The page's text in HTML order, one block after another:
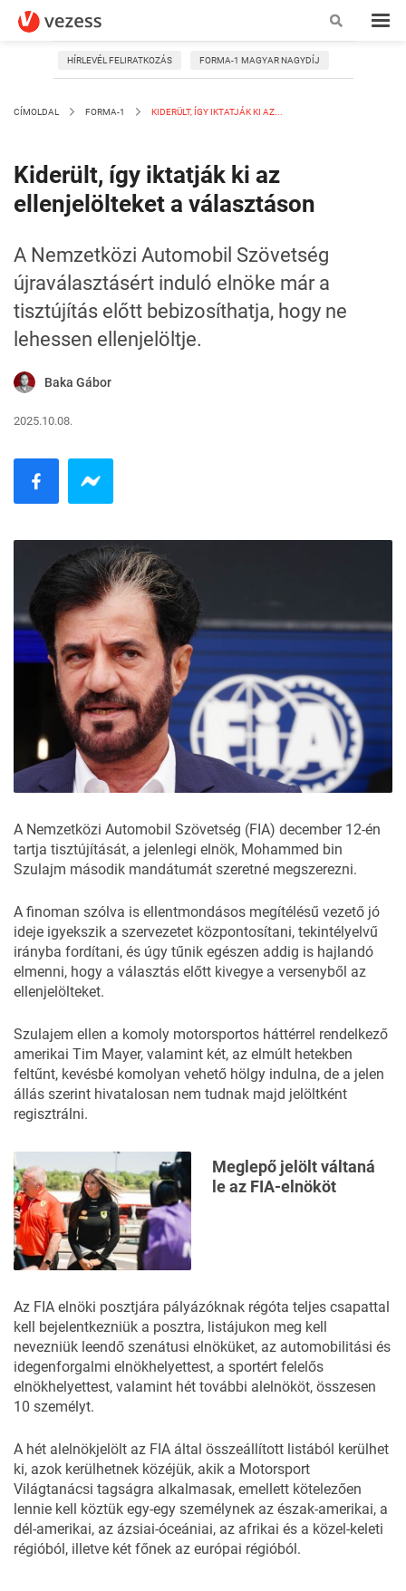
HÍRLEVÉL FELIRATKOZÁS FORMA-1 MAGYAR NAGYDÍJ
CÍMOLDAL FORMA-1 KIDERÜLT, ÍGY IKTATJÁK KI AZ...
Kiderült, így iktatják ki az
ellenjelölteket a választáson
A Nemzetközi Automobil Szövetség
újraválasztásért induló elnöke már a
tisztújítás előtt bebizosíthatja, hogy ne
lehessen ellenjelöltje.
Baka Gábor
2025.10.08.
A Nemzetközi Automobil Szövetség (FIA) december 12-én
tartja tisztújítását, a jelenlegi elnök, Mohammed bin
Szulajm második mandátumát szeretné megszerezni.
A finoman szólva is ellentmondásos megítélésű vezető jó
ideje igyekszik a szervezetet központosítani, tekintélyelvű
irányba fordítani, és úgy tűnik egészen addig is hajlandó
elmenni, hogy a választás előtt kivegye a versenyből az
ellenjelölteket.
Szulajem ellen a komoly motorsportos háttérrel rendelkező
amerikai Tim Mayer, valamint két, az elmúlt hetekben
feltűnt, kevésbé komolyan vehető hölgy indulna, de a jelen
állás szerint hivatalosan nem tudnak majd jelöltként
regisztrálni.
Meglepő jelölt váltaná
le az FIA-elnököt
Az FIA elnöki posztjára pályázóknak régóta teljes csapattal
kell bejelentkezniük a posztra, listájukon meg kell
nevezniük leendő szenátusi elnöküket, az automobilitási és
idegenforgalmi elnökhelyettest, a sportért felelős
elnökhelyettest, valamint hét további alelnököt, összesen
10 személyt.
A hét alelnökjelölt az FIA által összeállított listából kerülhet
ki, azok kerülhetnek közéjük, akik a Motorsport
Világtanácsi tagságra alkalmasak, emellett kötelezően
lennie kell köztük egy-egy személynek az észak-amerikai, a
dél-amerikai, az ázsiai-óceániai, az afrikai és a közel-keleti
régióból, illetve két főnek az európai régióból.